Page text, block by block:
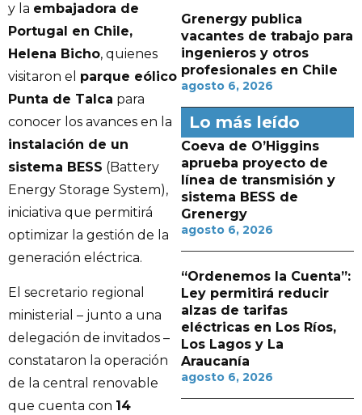
y la embajadora de
Portugal en Chile,
Helena Bicho, quienes
visitaron el parque eólico
Punta de Talca para
conocer los avances en la
instalación de un
sistema BESS (Battery
Energy Storage System),
iniciativa que permitirá
optimizar la gestión de la
generación eléctrica.
El secretario regional
ministerial – junto a una
delegación de invitados –
constataron la operación
de la central renovable
que cuenta con 14
Grenergy publica
vacantes de trabajo para
ingenieros y otros
profesionales en Chile
agosto 6, 2026
Lo más leído
Coeva de O’Higgins
aprueba proyecto de
línea de transmisión y
sistema BESS de
Grenergy
agosto 6, 2026
“Ordenemos la Cuenta”:
Ley permitirá reducir
alzas de tarifas
eléctricas en Los Ríos,
Los Lagos y La
Araucanía
agosto 6, 2026